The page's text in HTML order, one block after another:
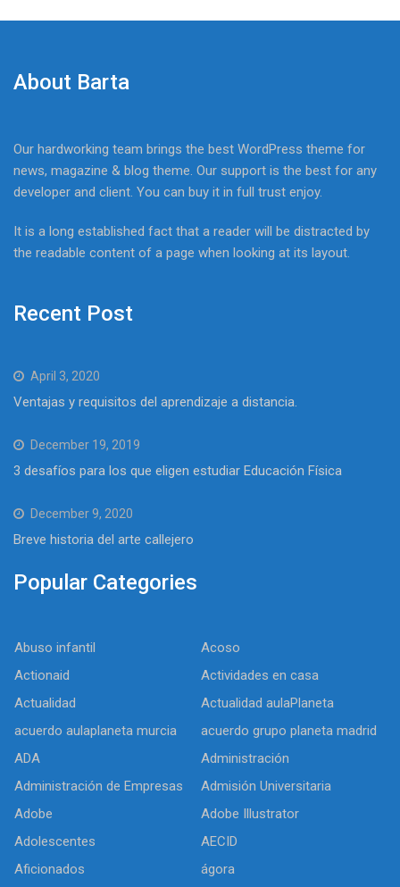
About Barta
Our hardworking team brings the best WordPress theme for
news, magazine & blog theme. Our support is the best for any
developer and client. You can buy it in full trust enjoy.
It is a long established fact that a reader will be distracted by
the readable content of a page when looking at its layout.
Recent Post
April 3, 2020
Ventajas y requisitos del aprendizaje a distancia.
December 19, 2019
3 desafíos para los que eligen estudiar Educación Física
December 9, 2020
Breve historia del arte callejero
Popular Categories
Abuso infantil
Acoso
Actionaid
Actividades en casa
Actualidad
Actualidad aulaPlaneta
acuerdo aulaplaneta murcia
acuerdo grupo planeta madrid
ADA
Administración
Administración de Empresas
Admisión Universitaria
Adobe
Adobe Illustrator
Adolescentes
AECID
Aficionados
ágora